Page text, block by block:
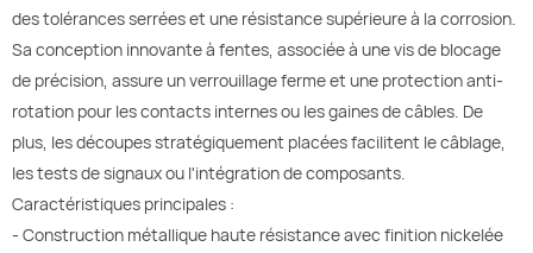
des tolérances serrées et une résistance supérieure à la corrosion.
Sa conception innovante à fentes, associée à une vis de blocage
de précision, assure un verrouillage ferme et une protection anti-
rotation pour les contacts internes ou les gaines de câbles. De
plus, les découpes stratégiquement placées facilitent le câblage,
les tests de signaux ou l'intégration de composants.
Caractéristiques principales :
- Construction métallique haute résistance avec finition nickelée